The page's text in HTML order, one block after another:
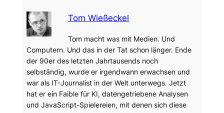
Tom Wießeckel
Tom macht was mit Medien. Und
Computern. Und das in der Tat schon länger. Ende
der 90er des letzten Jahrtausends noch
selbständig, wurde er irgendwann erwachsen und
war als IT-Journalist in der Welt unterwegs. Jetzt
hat er ein Faible für KI, datengetriebene Analysen
und JavaScript-Spielereien, mit denen sich diese